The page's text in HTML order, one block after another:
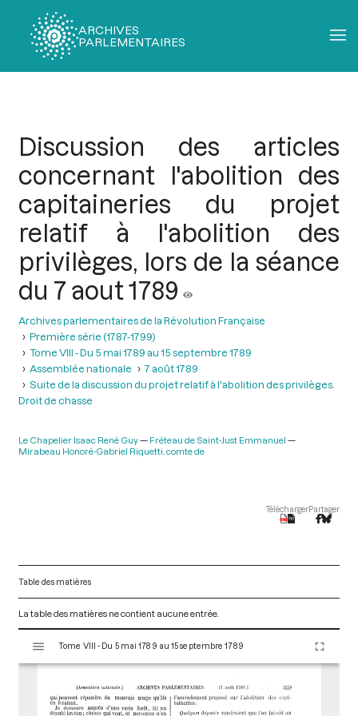
ARCHIVES
PARLEMENTAIRES
Discussion des articles
concernant l'abolition des
capitaineries du projet
relatif à l'abolition des
privilèges, lors de la séance
du 7 aout 1789
Archives parlementaires de la Révolution Française
Première série (1787-1799)
Tome VIII - Du 5 mai 1789 au 15 septembre 1789
Assemblée nationale
7 août 1789
Suite de la discussion du projet relatif à l'abolition des privilèges.
Droit de chasse
Le Chapelier Isaac René Guy
Fréteau de Saint-Just Emmanuel
Mirabeau Honoré-Gabriel Riquetti, comte de
TéléchargerPartager
Table des matières
La table des matières ne contient aucune entrée.
s
Tome VIII - Du 5 mai 1789 au 15 septembre 1789